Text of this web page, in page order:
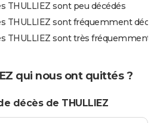
THULLIEZ sont peu décédés
THULLIEZ sont fréquemment
THULLIEZ sont très fréquemment
qui nous ont quittés ?
décès de THULLIEZ